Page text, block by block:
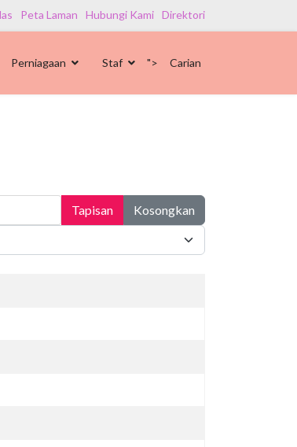
Peta Laman Hubungi Kami Direktori
Perniagaan Staf "> Carian
Tapisan Kosongkan